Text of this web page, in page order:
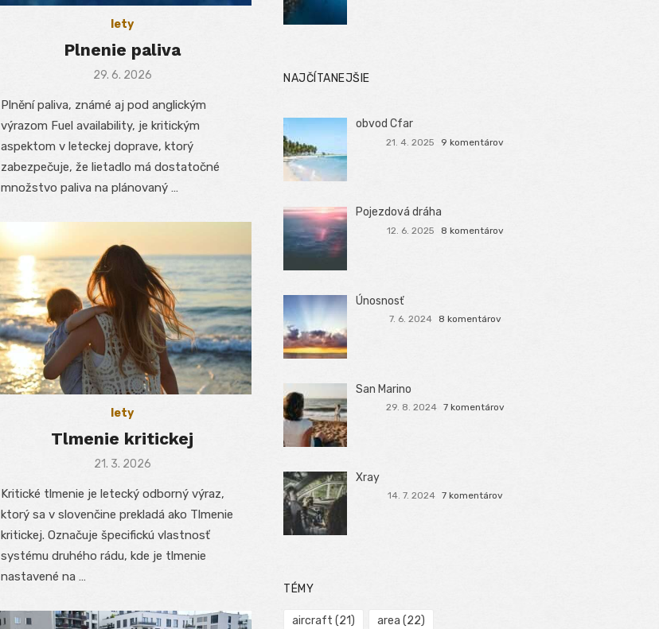
lety
Plnenie paliva
Posted
29. 6. 2026
Plnění paliva, známé aj pod anglickým
výrazom Fuel availability, je kritickým
aspektom v leteckej doprave, ktorý
zabezpečuje, že lietadlo má dostatočné
množstvo paliva na plánovaný …
lety
Tlmenie kritickej
Posted
21. 3. 2026
Kritické tlmenie je letecký odborný výraz,
ktorý sa v slovenčine prekladá ako Tlmenie
kritickej. Označuje špecifickú vlastnosť
systému druhého rádu, kde je tlmenie
nastavené na …
NAJČÍTANEJŠIE
obvod Cfar
21. 4. 2025 9 komentárov
Pojezdová dráha
12. 6. 2025 8 komentárov
Únosnosť
7. 6. 2024 8 komentárov
San Marino
29. 8. 2024 7 komentárov
Xray
14. 7. 2024 7 komentárov
TÉMY
aircraft (21) area (22)